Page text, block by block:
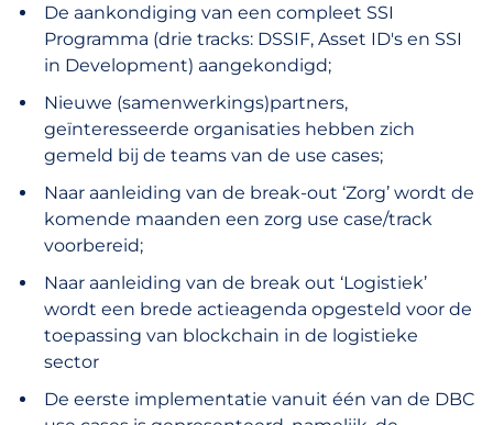
De aankondiging van een compleet SSI
Programma (drie tracks: DSSIF, Asset ID's en SSI
in Development) aangekondigd;
Nieuwe (samenwerkings)partners,
geïnteresseerde organisaties hebben zich
gemeld bij de teams van de use cases;
Naar aanleiding van de break-out ‘Zorg’ wordt de
komende maanden een zorg use case/track
voorbereid;
Naar aanleiding van de break out ‘Logistiek’
wordt een brede actieagenda opgesteld voor de
toepassing van blockchain in de logistieke
sector
De eerste implementatie vanuit één van de DBC